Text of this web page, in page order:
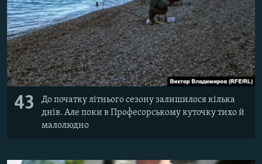
43
До початку літнього сезону залишилося кілька
днів. Але поки в Професорському куточку тихо й
малолюдно